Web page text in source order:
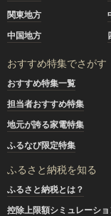
関東地方
中国地方
おすすめ特集でさがす
おすすめ特集一覧
担当者おすすめ特集
地元が誇る家電特集
ふるなび限定特集
ふるさと納税を知る
ふるさと納税とは？
控除上限額シミュレーシ